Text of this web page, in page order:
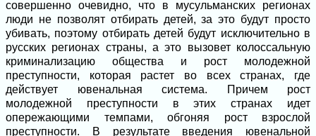
совершенно очевидно, что в мусульманских регионах
люди не позволят отбирать детей, за это будут просто
убивать, поэтому отбирать детей будут исключительно в
русских регионах страны, а это вызовет колоссальную
криминализацию общества и рост молодежной
преступности, которая растет во всех странах, где
действует ювенальная система. Причем рост
молодежной преступности в этих странах идет
опережающими темпами, обгоняя рост взрослой
преступности. В результате введения ювенальной